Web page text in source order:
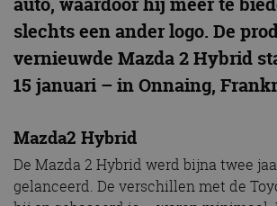
slechts een ander logo. De
vernieuwde Mazda 2 Hybrid
15 januari – in Onnaing,
Mazda2 Hybrid
De Mazda 2 Hybrid werd bijna twee
gelanceerd. De verschillen met de